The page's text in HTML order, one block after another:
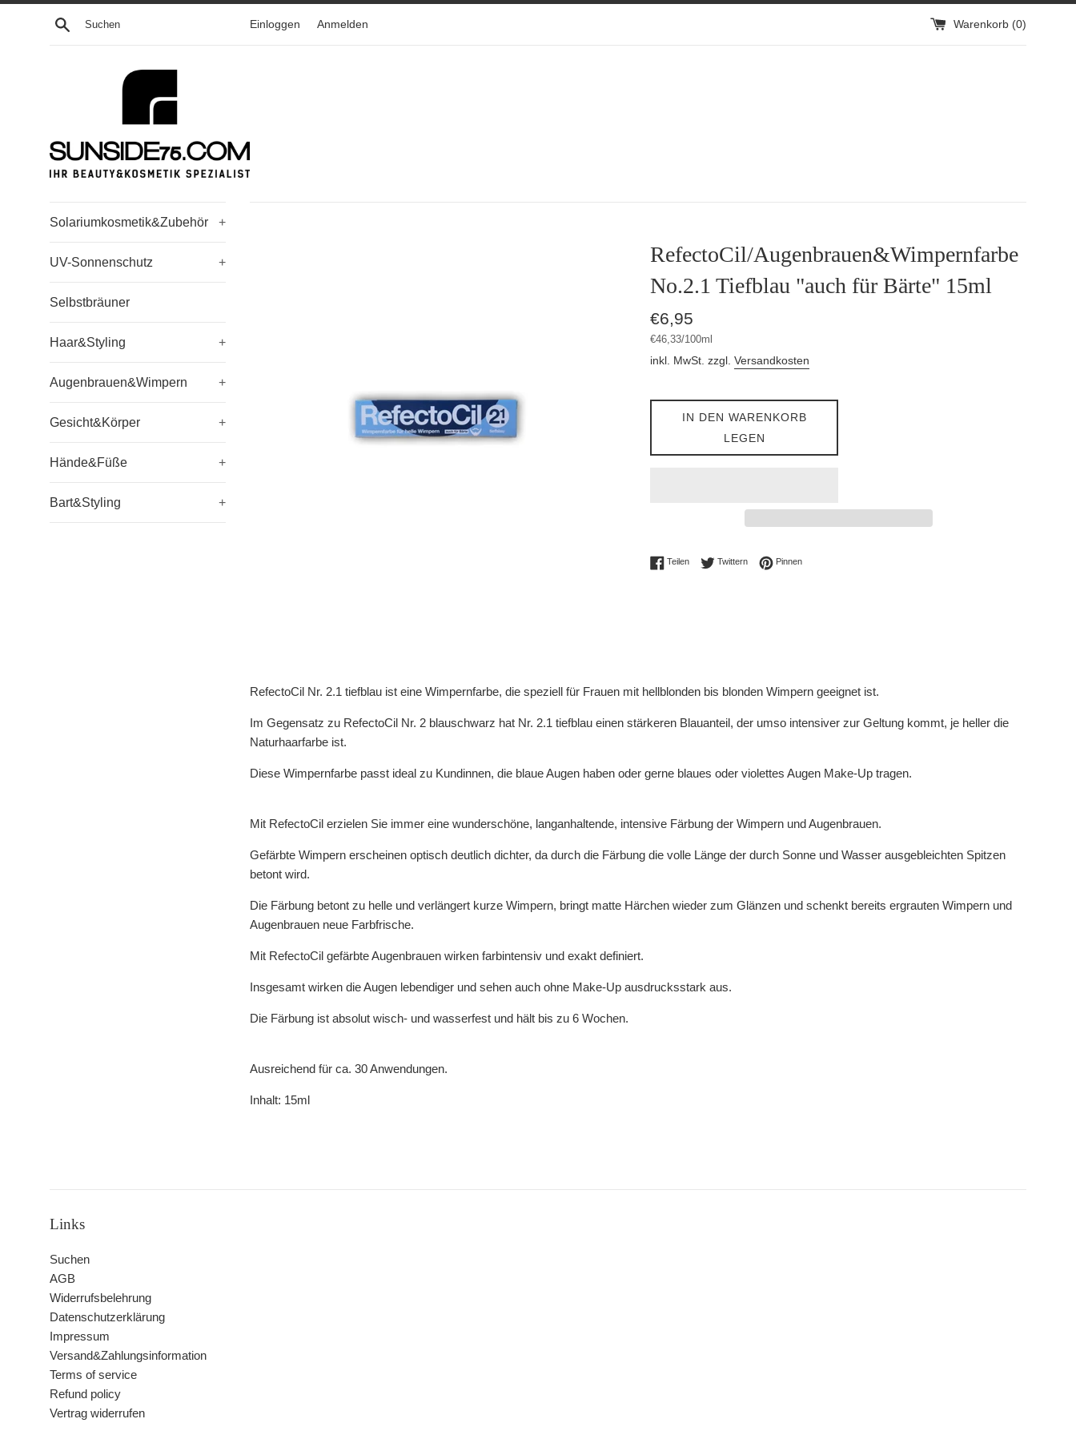
Direkt
Suchen Einloggen Anmelden Warenkorb (0)
Solariumkosmetik&Zubehör +
UV-Sonnenschutz +
Selbstbräuner
Haar&Styling +
Augenbrauen&Wimpern +
Gesicht&Körper +
Hände&Füße +
Bart&Styling +
RefectoCil/Augenbrauen&Wimpernfarbe
No.2.1 Tiefblau "auch für Bärte" 15ml
Normaler
Preis
€6,95
Stückpreis
€46,33/pro
100ml
inkl. MwSt. zzgl. Versandkosten
IN DEN WARENKORB
LEGEN
TeilenAuf Facebook teilen
TwitternAuf Twitter twittern
PinnenAuf Pinterest pinnen
RefectoCil Nr. 2.1 tiefblau ist eine Wimpernfarbe, die speziell für Frauen mit hellblonden bis blonden Wimpern geeignet ist.
Im Gegensatz zu RefectoCil Nr. 2 blauschwarz hat Nr. 2.1 tiefblau einen stärkeren Blauanteil, der umso intensiver zur Geltung kommt, je heller die
Naturhaarfarbe ist.
Diese Wimpernfarbe passt ideal zu Kundinnen, die blaue Augen haben oder gerne blaues oder violettes Augen Make-Up tragen.
Mit RefectoCil erzielen Sie immer eine wunderschöne, langanhaltende, intensive Färbung der Wimpern und Augenbrauen.
Gefärbte Wimpern erscheinen optisch deutlich dichter, da durch die Färbung die volle Länge der durch Sonne und Wasser ausgebleichten Spitzen
betont wird.
Die Färbung betont zu helle und verlängert kurze Wimpern, bringt matte Härchen wieder zum Glänzen und schenkt bereits ergrauten Wimpern und
Augenbrauen neue Farbfrische.
Mit RefectoCil gefärbte Augenbrauen wirken farbintensiv und exakt definiert.
Insgesamt wirken die Augen lebendiger und sehen auch ohne Make-Up ausdrucksstark aus.
Die Färbung ist absolut wisch- und wasserfest und hält bis zu 6 Wochen.
Ausreichend für ca. 30 Anwendungen.
Inhalt: 15ml
Links
Suchen
AGB
Widerrufsbelehrung
Datenschutzerklärung
Impressum
Versand&Zahlungsinformation
Terms of service
Refund policy
Vertrag widerrufen